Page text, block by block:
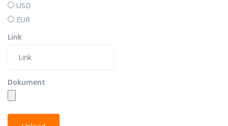
USD
EUR
Link
Dokument